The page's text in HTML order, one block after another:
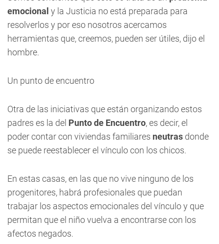
emocional y la Justicia no está preparada para
resolverlos y por eso nosotros acercamos
herramientas que, creemos, pueden ser útiles, dijo el
hombre.
Un punto de encuentro
Otra de las iniciativas que están organizando estos
padres es la del Punto de Encuentro, es decir, el
poder contar con viviendas familiares neutras donde
se puede reestablecer el vínculo con los chicos.
En estas casas, en las que no vive ninguno de los
progenitores, habrá profesionales que puedan
trabajar los aspectos emocionales del vínculo y que
permitan que el niño vuelva a encontrarse con los
afectos negados.